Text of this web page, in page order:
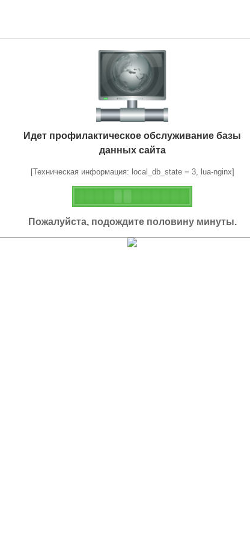
Идет профилактическое обслуживание базы
данных сайта
[Техническая информация: local_db_state = 3, lua-nginx]
Пожалуйста, подождите половину минуты.